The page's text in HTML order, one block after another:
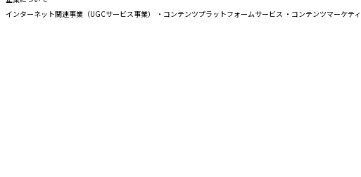
インターネット関連事業（UGCサービス事業） ・コンテンツプラットフォームサービス ・コンテンツマーケテ